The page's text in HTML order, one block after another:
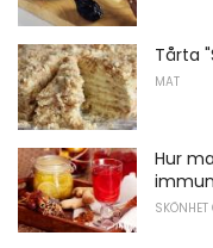
Tårta
MAT
Hur